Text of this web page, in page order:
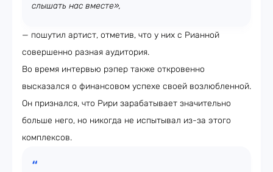
слышать нас вместе»,
— пошутил артист, отметив, что у них с Рианной
совершенно разная аудитория.
Во время интервью рэпер также откровенно
высказался о финансовом успехе своей возлюбленной.
Он признался, что Рири зарабатывает значительно
больше него, но никогда не испытывал из-за этого
комплексов.